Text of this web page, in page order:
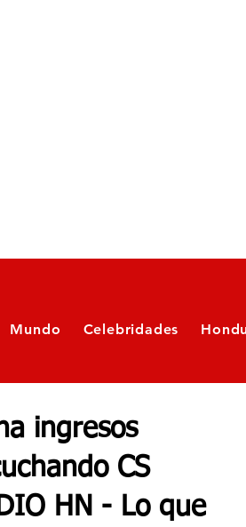
Mundo Celebridades
ingresos
CS
HN - Lo que